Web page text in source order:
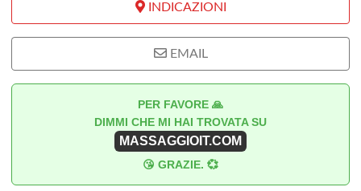
INDICAZIONI
EMAIL
PER FAVORE 🙏
DIMMI CHE MI HAI TROVATA SU
MASSAGGIOIT.COM
😘 GRAZIE. 💞